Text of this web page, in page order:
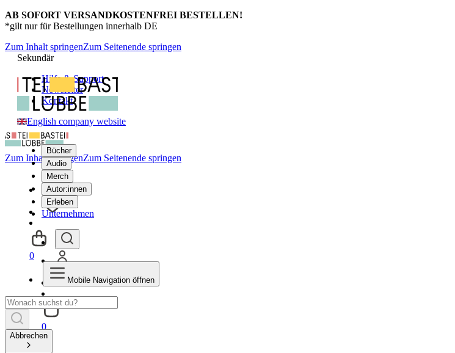
AB SOFORT VERSANDKOSTENFREI BESTELLEN!
*gilt nur für Bestellungen innerhalb DE
Zum Inhalt springenZum Seitenende springen
Sekundär
Hilfe & Support
Newsletter
Kontakt
English company website
Bücher
Audio
Merch
Autor:innen
Erleben
Unternehmen
0
Zum Inhalt springenZum Seitenende springen
0
Mobile Navigation öffnen
Abbrechen